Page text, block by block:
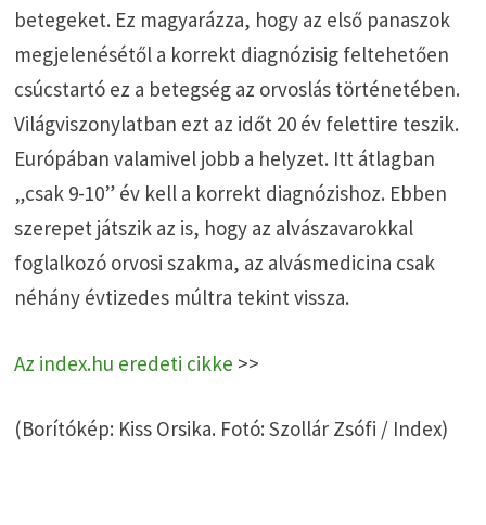
betegeket. Ez magyarázza, hogy az első panaszok
megjelenésétől a korrekt diagnózisig feltehetően
csúcstartó ez a betegség az orvoslás történetében.
Világviszonylatban ezt az időt 20 év felettire teszik.
Európában valamivel jobb a helyzet. Itt átlagban
„csak 9-10” év kell a korrekt diagnózishoz. Ebben
szerepet játszik az is, hogy az alvászavarokkal
foglalkozó orvosi szakma, az alvásmedicina csak
néhány évtizedes múltra tekint vissza.
Az index.hu eredeti cikke >>
(Borítókép: Kiss Orsika. Fotó: Szollár Zsófi / Index)